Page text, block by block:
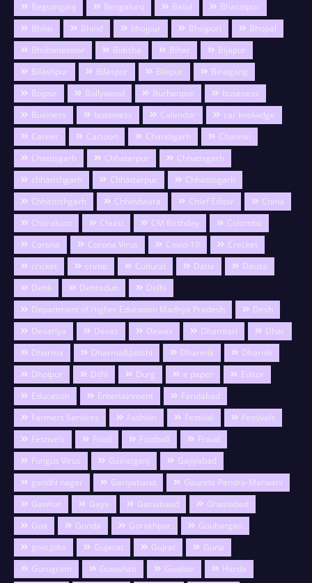
Begumganj
Bengaluru Betul
Bharatpur
Bhilai
Bhind bhojpur Bhojpuri
Bhopal
Bhubaneswar
Bidisha Bihar
Bijapur
Bilashpur
Bilaspur Bilspur
Binagang
Bojpur
Bollywood Burhanpur
buseness
Business
bussiness Calendor
car knolwdge
Career
Cartoon Chandigarh
Channai
Chattisgarh
Chhatarpur
Chhatisgarh
chhatishgarh
Chhattarpur
Chhattisgarh
Chhattishgarh
Chhindwara Chief Editor
China
Chitrakoot
Churu CM Birthday
Colombo
Corona
Corona Virus Covid-19
Crecket
cricket
crime Cultural Datia
Dausa
Dehli
Dehradun
Delhi
Department of Higher Education Madhya Pradesh
Desh
Devariya
Devas Dewas Dhamtari
Dhar
Dharma
Dharma&Jotishi Dharmik
Dharnik
Dholpur
Dilhi Durg e paper
Editor
Education
Entertainment
Faridabad
Farmers Services
Fashion Festival
Festivals
Festivels
Food Football
Fraud
Fungus Virus
Gairatganj
Gajiyabad
gandhi nagar
Gariyaband
Gaurela-Pendra-Marwahi
Gawlior
Gaya Gaziabaad
Ghaziabad
Goa
Gonda Gorakhpur
Gouhargan
govt.jobs
Gujarat Gujrat
Guna
Gurugram
Guwahati Gwalior
Harda